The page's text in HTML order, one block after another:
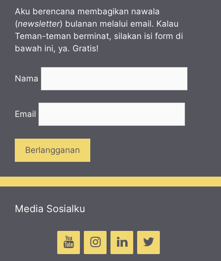
Aku berencana membagikan nawala
(newsletter) bulanan melalui email. Kalau
Teman-teman berminat, silakan isi form di
bawah ini, ya. Gratis!
Nama
Email
Media Sosialku